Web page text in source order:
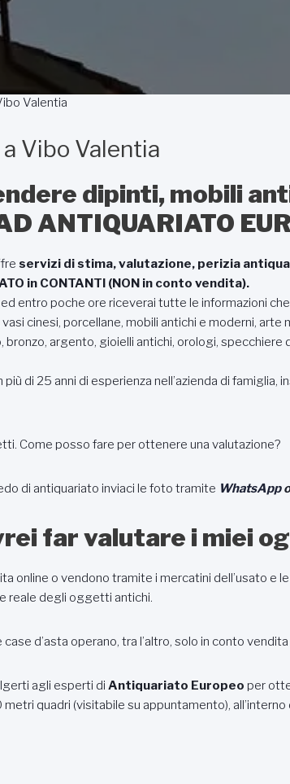
Valentia
Vibo Valentia
dipinti, mobili
ANTIQUARIATO
servizi di stima, valutazione, perizia
in CONTANTI (NON in conto vendita).
entro poche ore riceverai tutte le informazioni
cinesi, porcellane, mobili antichi e moderni,
bronzo, argento, gioielli antichi, orologi,
più di 25 anni di esperienza nell’azienda di
Come posso fare per ottenere una valutazione?
di antiquariato inviaci le foto tramite WhatsApp
far valutare i miei
online o vendono tramite i mercatini dell’usato e
reale degli oggetti antichi.
case d’asta operano, tra l’altro, solo in conto
agli esperti di Antiquariato Europeo per
quadri (visitabile su appuntamento),